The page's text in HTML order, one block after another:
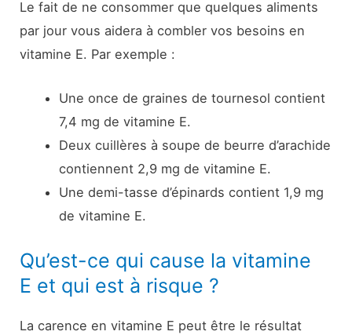
Le fait de ne consommer que quelques aliments
par jour vous aidera à combler vos besoins en
vitamine E. Par exemple :
Une once de graines de tournesol contient
7,4 mg de vitamine E.
Deux cuillères à soupe de beurre d’arachide
contiennent 2,9 mg de vitamine E.
Une demi-tasse d’épinards contient 1,9 mg
de vitamine E.
Qu’est-ce qui cause la vitamine
E et qui est à risque ?
La carence en vitamine E peut être le résultat